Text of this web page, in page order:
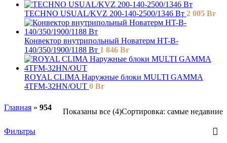
TECHNO USUAL/KVZ 200-140-2500/1346 Вт 2 005 Br
Конвектор внутрипольный Новатерм HT-B-
140/350/1900/1188 Вт 1 846 Br
ROYAL CLIMA Наружные блоки MULTI GAMMA
4TFM-32HN/OUT 0 Br
Главная » 954 Показаны все (4)Сортировка: самые недавние
Фильтры